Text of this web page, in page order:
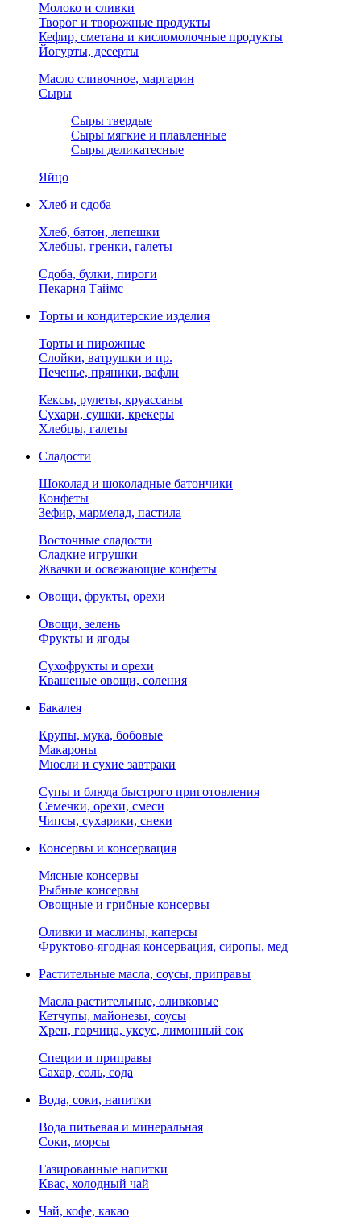
Молоко и сливки
Творог и творожные продукты
Кефир, сметана и кисломолочные продукты
Йогурты, десерты
Масло сливочное, маргарин
Сыры
Сыры твердые
Сыры мягкие и плавленные
Сыры деликатесные
Яйцо
Хлеб и сдоба
Хлеб, батон, лепешки
Хлебцы, гренки, галеты
Сдоба, булки, пироги
Пекарня Таймс
Торты и кондитерские изделия
Торты и пирожные
Слойки, ватрушки и пр.
Печенье, пряники, вафли
Кексы, рулеты, круассаны
Сухари, сушки, крекеры
Хлебцы, галеты
Сладости
Шоколад и шоколадные батончики
Конфеты
Зефир, мармелад, пастила
Восточные сладости
Сладкие игрушки
Жвачки и освежающие конфеты
Овощи, фрукты, орехи
Овощи, зелень
Фрукты и ягоды
Сухофрукты и орехи
Квашеные овощи, соления
Бакалея
Крупы, мука, бобовые
Макароны
Мюсли и сухие завтраки
Супы и блюда быстрого приготовления
Семечки, орехи, смеси
Чипсы, сухарики, снеки
Консервы и консервация
Мясные консервы
Рыбные консервы
Овощные и грибные консервы
Оливки и маслины, каперсы
Фруктово-ягодная консервация, сиропы, мед
Растительные масла, соусы, приправы
Масла растительные, оливковые
Кетчупы, майонезы, соусы
Хрен, горчица, уксус, лимонный сок
Специи и приправы
Сахар, соль, сода
Вода, соки, напитки
Вода питьевая и минеральная
Соки, морсы
Газированные напитки
Квас, холодный чай
Чай, кофе, какао